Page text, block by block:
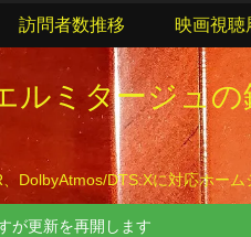
ルミタージュの
DolbyAtmos/DTS:Xに対応ホーム
訪問者数推移 映画視聴
が更新を再開します